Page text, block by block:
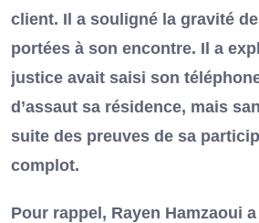
client. Il a souligné la gravité
portées à son encontre. Il a
justice avait saisi son
d’assaut sa résidence, mais
suite des preuves de sa
complot.
Pour rappel, Rayen Hamzaoui